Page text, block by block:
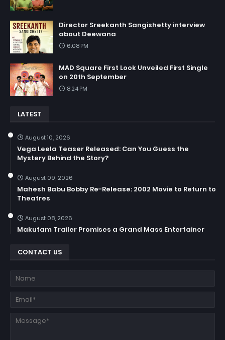
Director Sreekanth Sangishetty interview
about Deewana
6:08 PM
MAD Square First Look Unveiled First Single
on 20th September
8:24 PM
LATEST
August 10, 2026
Vega Leela Teaser Released: Can You Guess the
Mystery Behind the Story?
August 09, 2026
Mahesh Babu Bobby Re-Release: 2002 Movie to Return to
Theatres
August 08, 2026
Makutam Trailer Promises a Grand Mass Entertainer
CONTACT US